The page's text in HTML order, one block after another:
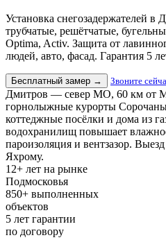
Установка снегозадержателей в
трубчатые, решётчатые,
Optima, Activ. Защита от
людей, авто, фасад. Гарантия 5
Бесплатный замер → Звоните
Дмитров — север МО, 60 км от
горнолыжные курорты
коттеджные посёлки и дома из
водохранилищ повышает
пароизоляция и вентзазор.
Яхрому.
12+ лет на рынке
Подмосковья
850+ выполненных
объектов
5 лет гарантии
по договору